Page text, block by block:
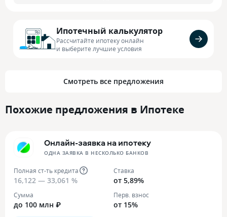
Ипотечный калькулятор
Рассчитайте ипотеку онлайн
и выберите лучшие условия
Смотреть все предложения
Похожие предложения в Ипотеке
Онлайн-заявка на ипотеку
ОДНА ЗАЯВКА В НЕСКОЛЬКО БАНКОВ
Полная ст-ть кредита
16,122 — 33,061 %
Ставка
от 5,89%
Сумма
до 100 млн ₽
Перв. взнос
от 15%